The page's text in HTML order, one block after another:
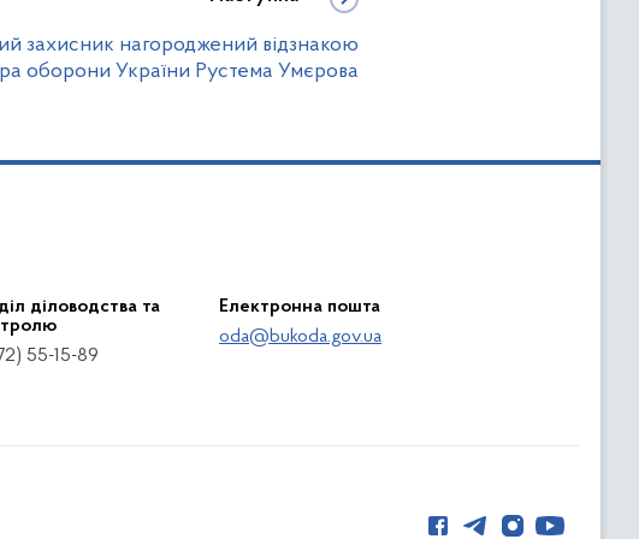
захисник нагороджений відзнакою
оборони України Рустема Умєрова
діловодства та
55-15-89
Електронна пошта
oda@bukoda.gov.ua